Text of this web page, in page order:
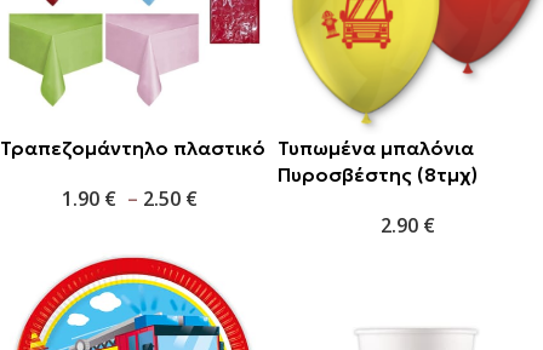
Τραπεζομάντηλο πλαστικό
1.90 € – 2.50 €
Τυπωμένα μπαλόνια
Πυροσβέστης (8τμχ)
2.90 €